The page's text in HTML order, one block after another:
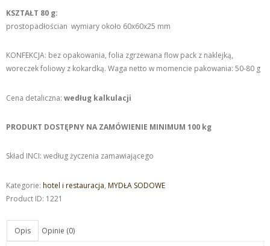
KSZTAŁT 80 g:
prostopadłościan wymiary około 60x60x25 mm
KONFEKCJA: bez opakowania, folia zgrzewana flow pack z naklejką,
woreczek foliowy z kokardką. Waga netto w momencie pakowania: 50-80 g
Cena detaliczna: według kalkulacji
PRODUKT DOSTĘPNY NA ZAMÓWIENIE MINIMUM 100 kg
Skład INCI: według życzenia zamawiającego
Kategorie: hotel i restauracja, MYDŁA SODOWE
Product ID: 1221
Opis Opinie (0)